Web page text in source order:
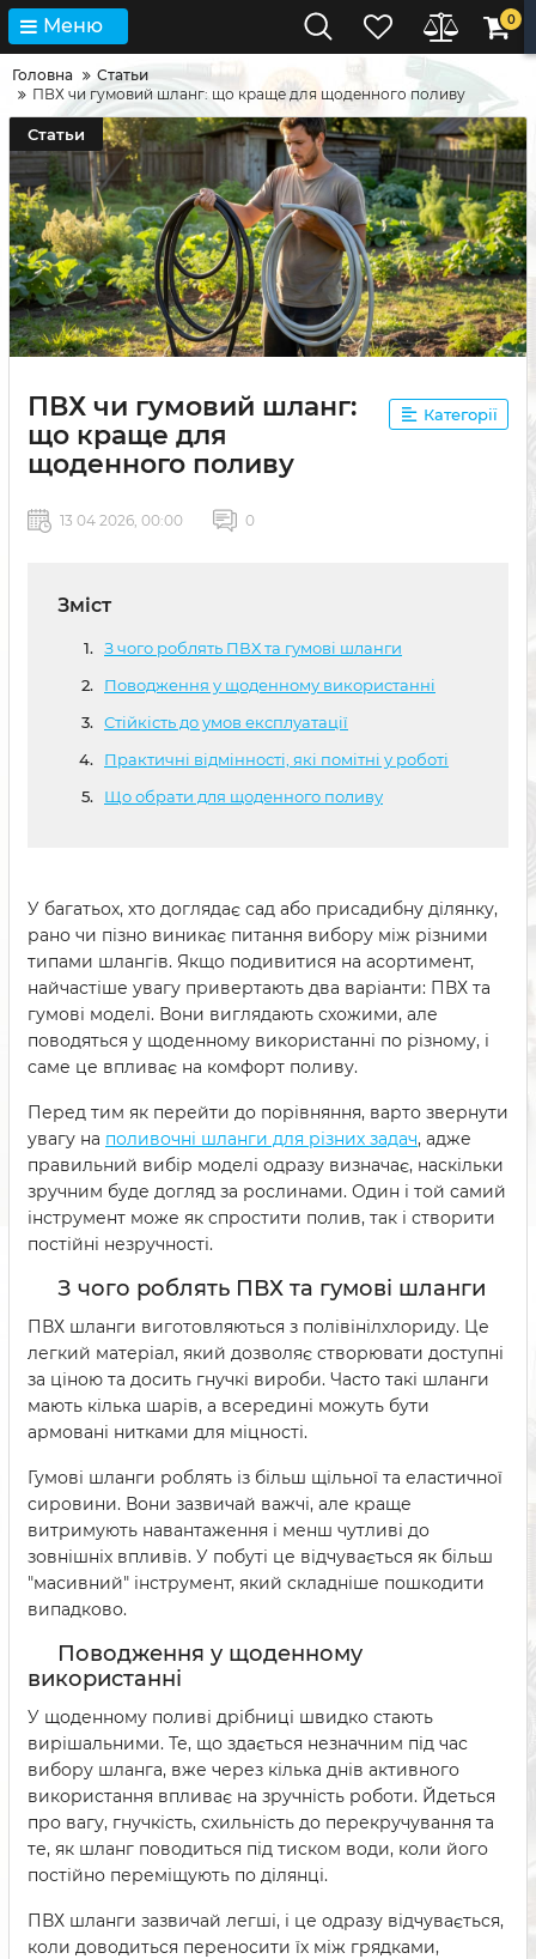
Меню 0
Головна
Статьи
ПВХ чи гумовий шланг: що краще для щоденного поливу
Статьи
ПВХ чи гумовий шланг:
що краще для
щоденного поливу
Категорії
13 04 2026, 00:00 0
Зміст
З чого роблять ПВХ та гумові шланги
Поводження у щоденному використанні
Стійкість до умов експлуатації
Практичні відмінності, які помітні у роботі
Що обрати для щоденного поливу
У багатьох, хто доглядає сад або присадибну ділянку,
рано чи пізно виникає питання вибору між різними
типами шлангів. Якщо подивитися на асортимент,
найчастіше увагу привертають два варіанти: ПВХ та
гумові моделі. Вони виглядають схожими, але
поводяться у щоденному використанні по різному, і
саме це впливає на комфорт поливу.
Перед тим як перейти до порівняння, варто звернути
увагу на поливочні шланги для різних задач, адже
правильний вибір моделі одразу визначає, наскільки
зручним буде догляд за рослинами. Один і той самий
інструмент може як спростити полив, так і створити
постійні незручності.
З чого роблять ПВХ та гумові шланги
ПВХ шланги виготовляються з полівінілхлориду. Це
легкий матеріал, який дозволяє створювати доступні
за ціною та досить гнучкі вироби. Часто такі шланги
мають кілька шарів, а всередині можуть бути
армовані нитками для міцності.
Гумові шланги роблять із більш щільної та еластичної
сировини. Вони зазвичай важчі, але краще
витримують навантаження і менш чутливі до
зовнішніх впливів. У побуті це відчувається як більш
"масивний" інструмент, який складніше пошкодити
випадково.
Поводження у щоденному
використанні
У щоденному поливі дрібниці швидко стають
вирішальними. Те, що здається незначним під час
вибору шланга, вже через кілька днів активного
використання впливає на зручність роботи. Йдеться
про вагу, гнучкість, схильність до перекручування та
те, як шланг поводиться під тиском води, коли його
постійно переміщують по ділянці.
ПВХ шланги зазвичай легші, і це одразу відчувається,
коли доводиться переносити їх між грядками,